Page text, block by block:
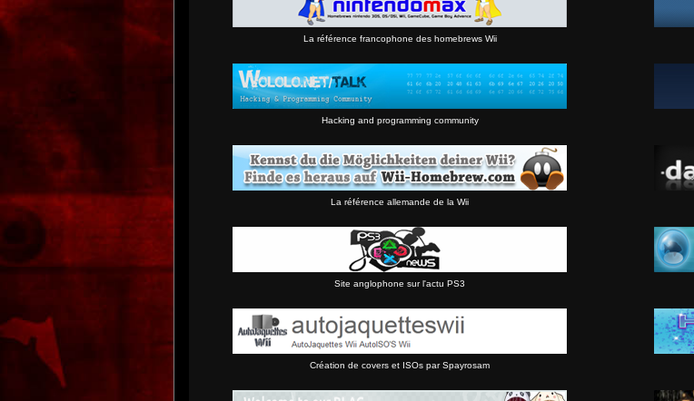
La référence francophone des homebrews Wii
Hacking and programming community
La référence allemande de la Wii
Site anglophone sur l'actu PS3
Création de covers et ISOs par Spayrosam